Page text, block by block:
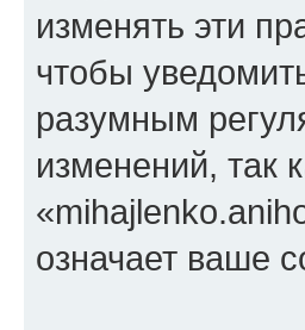
изменять эти
чтобы
разумным
изменений, так
означает ваше